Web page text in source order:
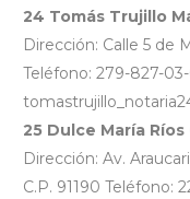
24 Tomás Trujillo
Dirección: Calle 5 de
Teléfono: 279-827-
25 Dulce María
Dirección: Av.
C.P. 91190 Teléfono: